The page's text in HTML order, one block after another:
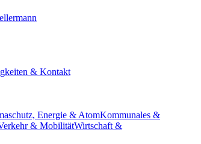
& Kontakt
Energie & AtomKommunales &
& MobilitätWirtschaft &